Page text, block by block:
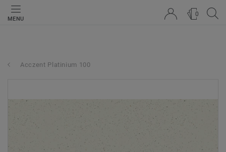
MENU
0
Acczent Platinium 100